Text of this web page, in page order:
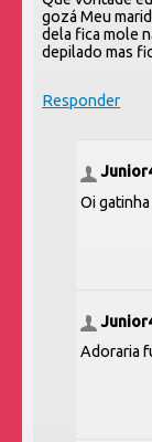
gozá Meu
dela fica mole
depilado mas
Responder
Oi
Adoraria